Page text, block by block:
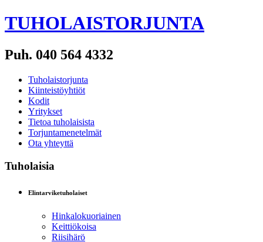
TUHOLAISTORJUNTA
Puh. 040 564 4332
Tuholaistorjunta
Kiinteistöyhtiöt
Kodit
Yritykset
Tietoa tuholaisista
Torjuntamenetelmät
Ota yhteyttä
Tuholaisia
Elintarviketuholaiset
Hinkalokuoriainen
Keittiökoisa
Riisihärö